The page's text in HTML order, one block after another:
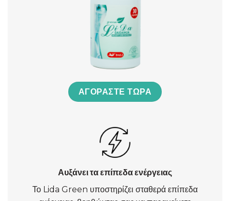
ΑΓΟΡΆΣΤΕ ΤΏΡΑ
Αυξάνει τα επίπεδα ενέργειας
Το Lida Green υποστηρίζει σταθερά επίπεδα